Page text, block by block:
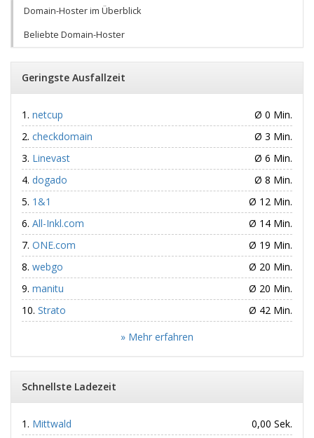
Domain-Hoster im Überblick
Beliebte Domain-Hoster
Geringste Ausfallzeit
netcup
Ø 0 Min.
checkdomain
Ø 3 Min.
Linevast
Ø 6 Min.
dogado
Ø 8 Min.
1&1
Ø 12 Min.
All-Inkl.com
Ø 14 Min.
ONE.com
Ø 19 Min.
webgo
Ø 20 Min.
manitu
Ø 20 Min.
Strato
Ø 42 Min.
» Mehr erfahren
Schnellste Ladezeit
Mittwald
0,00 Sek.